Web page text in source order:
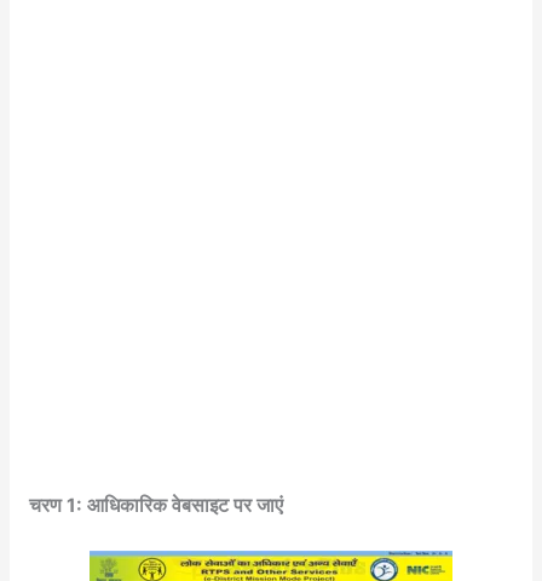
चरण 1: आधिकारिक वेबसाइट पर जाएं